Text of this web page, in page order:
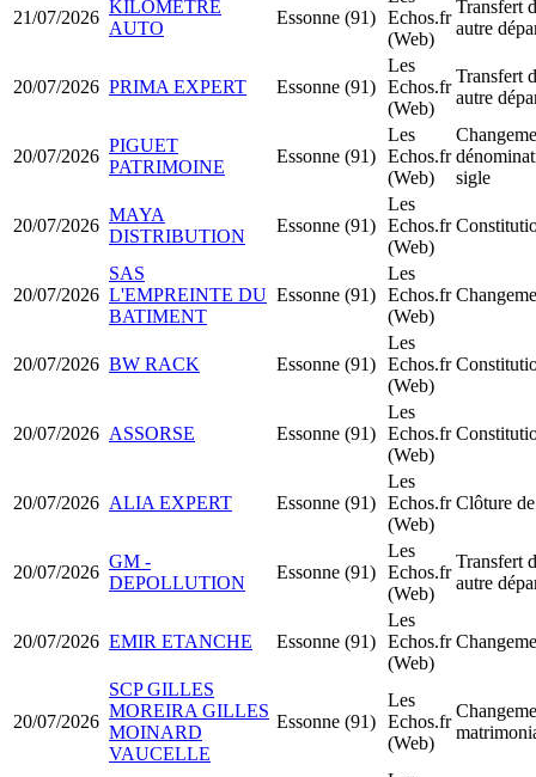
21/07/2026
KILOMETRE
AUTO
Essonne (91) Echos.fr
(Web)
Transfert
autre
20/07/2026 PRIMA EXPERT Essonne (91)
Les
Echos.fr
(Web)
Transfert
autre
20/07/2026
PIGUET
PATRIMOINE
Essonne (91)
Les
Echos.fr
(Web)
sigle
20/07/2026
MAYA
DISTRIBUTION
Essonne (91)
Les
Echos.fr
(Web)
20/07/2026
SAS
L'EMPREINTE DU
BATIMENT
Essonne (91)
Les
Echos.fr
(Web)
20/07/2026 BW RACK Essonne (91)
Les
Echos.fr
(Web)
20/07/2026 ASSORSE Essonne (91)
Les
Echos.fr
(Web)
20/07/2026 ALIA EXPERT Essonne (91)
Les
Echos.fr
(Web)
Clôture
20/07/2026
GM -
DEPOLLUTION
Essonne (91)
Les
Echos.fr
(Web)
Transfert
autre
20/07/2026 EMIR ETANCHE Essonne (91)
Les
Echos.fr
(Web)
20/07/2026
SCP GILLES
MOREIRA GILLES
MOINARD
VAUCELLE
Essonne (91)
Les
Echos.fr
(Web)